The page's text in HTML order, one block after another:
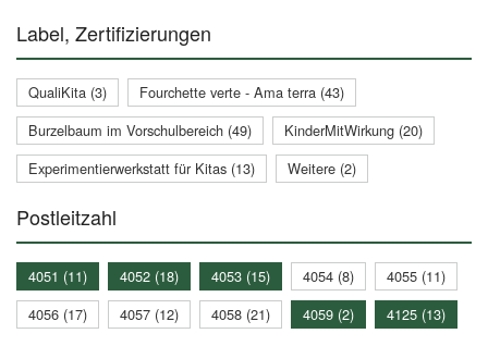
Label, Zertifizierungen
QualiKita (3)
Fourchette verte - Ama terra (43)
Burzelbaum im Vorschulbereich (49)
KinderMitWirkung (20)
Experimentierwerkstatt für Kitas (13)
Weitere (2)
Postleitzahl
4051 (11) 4052 (18) 4053 (15) 4054 (8)
4055 (11)
4056 (17)
4057 (12) 4058 (21) 4059 (2) 4125 (13)